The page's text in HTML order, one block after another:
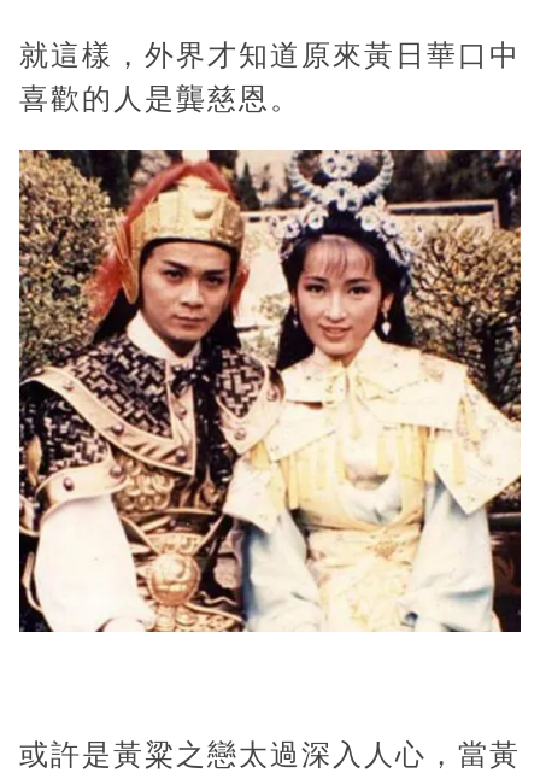
就這樣，外界才知道原來黃日華口中
喜歡的人是龔慈恩。
或許是黃粱之戀太過深入人心，當黃